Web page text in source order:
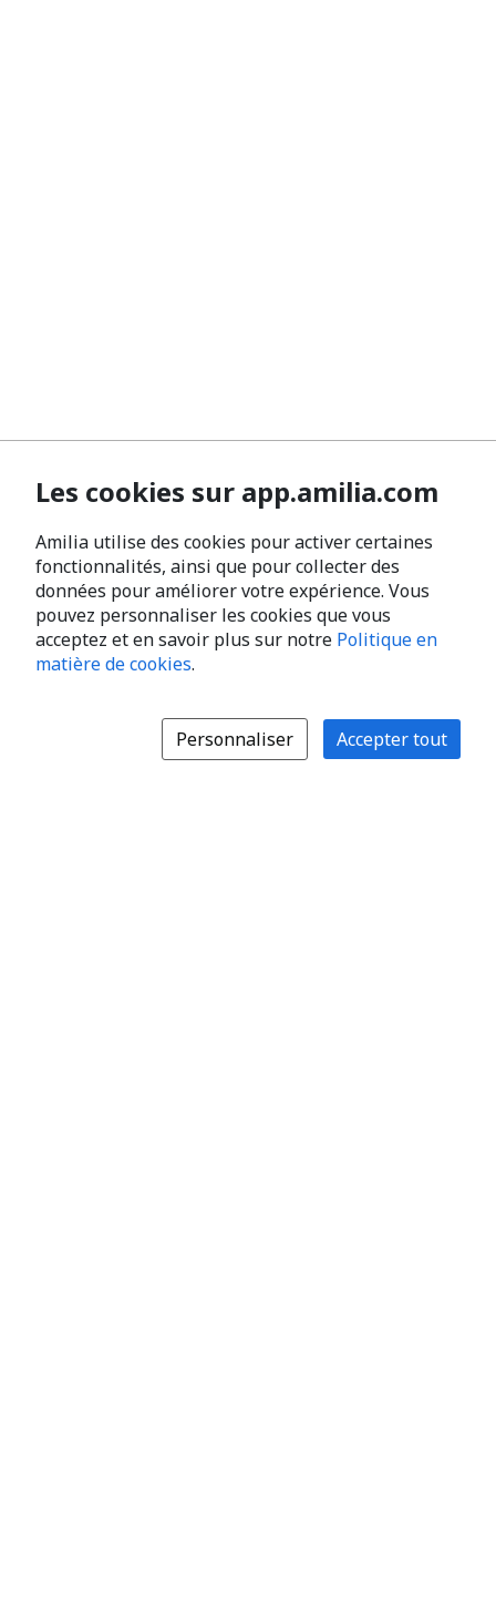
Les cookies sur app.amilia.com
Amilia utilise des cookies pour activer certaines
fonctionnalités, ainsi que pour collecter des
données pour améliorer votre expérience. Vous
pouvez personnaliser les cookies que vous
acceptez et en savoir plus sur notre Politique en
matière de cookies.
Personnaliser Accepter tout